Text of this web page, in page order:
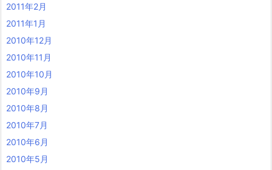
2011年2月
2011年1月
2010年12月
2010年11月
2010年10月
2010年9月
2010年8月
2010年7月
2010年6月
2010年5月